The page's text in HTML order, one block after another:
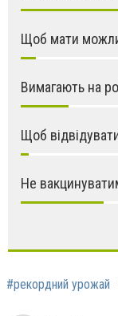
Щоб мати
Вимагають на
Щоб
Не
#рекордний урожай